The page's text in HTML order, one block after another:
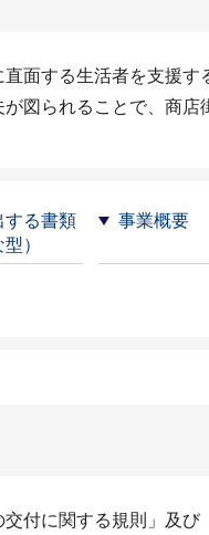
面する生活者を支援
図られることで、商店
する書類
）
事業概要
付に関する規則」及